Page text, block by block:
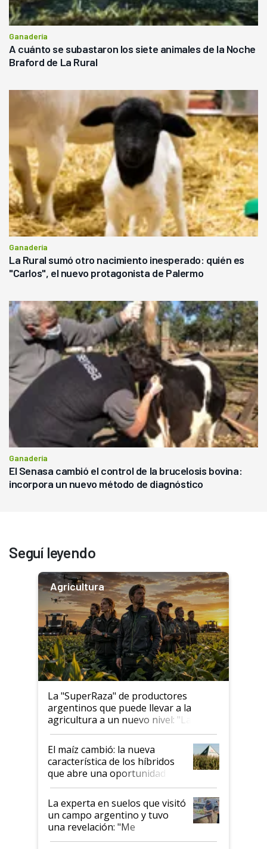
Ganadería
A cuánto se subastaron los siete animales de la Noche
Braford de La Rural
Ganadería
La Rural sumó otro nacimiento inesperado: quién es
"Carlos", el nuevo protagonista de Palermo
Ganadería
El Senasa cambió el control de la brucelosis bovina:
incorpora un nuevo método de diagnóstico
Seguí leyendo
Agricultura
La "SuperRaza" de productores
argentinos que puede llevar a la
agricultura a un nuevo nivel: "Las
posibilidades de crecimiento son
infinitas"
El maíz cambió: la nueva
característica de los híbridos
que abre una oportunidad en
el lote
La experta en suelos que visitó
un campo argentino y tuvo
una revelación: "Me
impresionó mucho"